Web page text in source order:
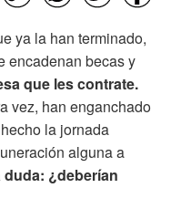
ya la han terminado,
encadenan becas y
que les contrate.
vez, han enganchado
la jornada
alguna a
¿deberían